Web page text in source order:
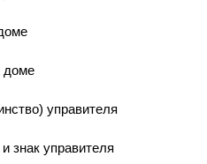
доме
управителя
знак управителя